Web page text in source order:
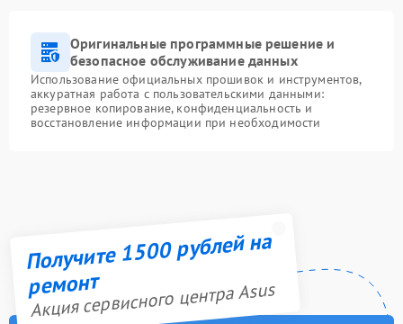
Оригинальные программные решение и
безопасное обслуживание данных
Использование официальных прошивок и инструментов,
аккуратная работа с пользовательскими данными:
резервное копирование, конфиденциальность и
восстановление информации при необходимости
Получите 1500 рублей на
ремонт
Акция сервисного центра Asus